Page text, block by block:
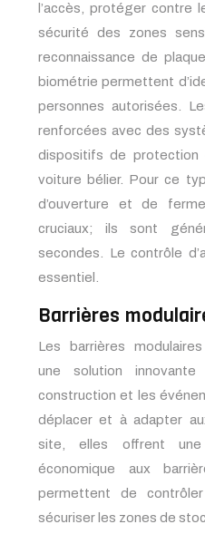
l’accès, protéger contre
sécurité des zones
reconnaissance de
biométrie permettent
personnes autorisées.
renforcées avec des
dispositifs de
voiture bélier. Pour ce
d’ouverture et de
cruciaux; ils sont
secondes. Le contrôle
essentiel.
Barrières
Les barrières
une solution
construction et les
déplacer et à adapter
site, elles offrent
économique aux
permettent de
sécuriser les zones de